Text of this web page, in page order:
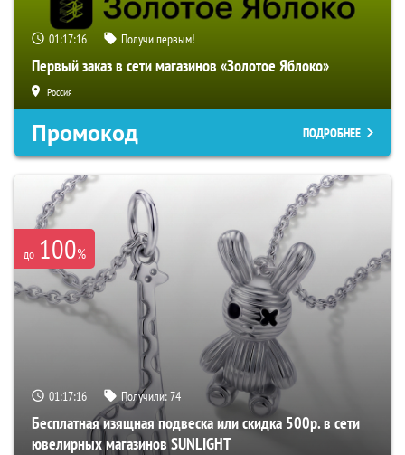
01:16:34 Получи первым!
Первый заказ в сети магазинов «Золотое Яблоко»
Россия
Промокод ПОДРОБНЕЕ
до 100%
01:16:34 Получили:74
Бесплатная изящная подвеска или скидка 500р. в сети
ювелирных магазинов SUNLIGHT